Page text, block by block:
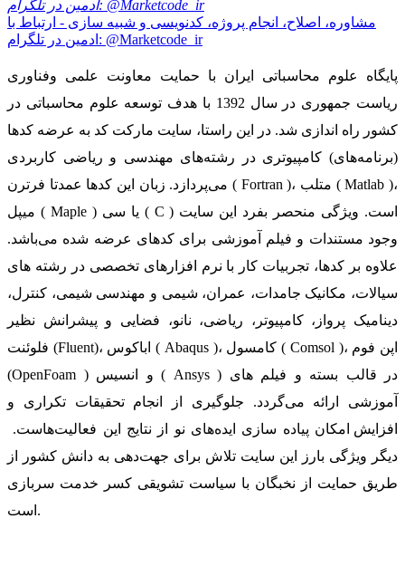
مشاوره، اصلاح، انجام پروژه، کدنویسی و شبیه سازی - ارتباط با
ادمین در تلگرام: @Marketcode_ir
پایگاه علوم محاسباتی ایران با حمایت معاونت علمی وفناوری
ریاست جمهوری در سال 1392 با هدف توسعه علوم محاسباتی در
کشور راه اندازی شد. در این راستا، سایت مارکت کد به عرضه کدها
(برنامه‌های) کامپیوتری در رشته‌های مهندسی و ریاضی کاربردی
می‌پردازد. زبان این کدها عمدتا فرترن ( Fortran )، متلب ( Matlab )،
میپل ( Maple ) یا سی ( C ) است. ویژگی منحصر بفرد این سایت
وجود مستندات و فیلم آموزشی برای کدهای عرضه شده می‌باشد.
علاوه بر کدها، تجربیات کار با نرم افزارهای تخصصی در رشته های
سیالات، مکانیک جامدات، عمران، شیمی و مهندسی شیمی، کنترل،
دینامیک پرواز، کامپیوتر، ریاضی، نانو، فضایی و پیشرانش نظیر
فلوئنت (Fluent)، اباکوس ( Abaqus )، کامسول ( Comsol )، اپن فوم
(OpenFoam ) و انسیس ( Ansys ) در قالب بسته‌ و فیلم های
آموزشی ارائه می‌گردد. جلوگیری از انجام تحقیقات تکراری و
افزایش امکان پیاده سازی ایده‌های نو از نتایج این فعالیت‌هاست.
دیگر ویژگی بارز این سایت تلاش برای جهت‌دهی به دانش کشور از
طریق حمایت از نخبگان با سیاست تشویقی کسر خدمت سربازی
است.